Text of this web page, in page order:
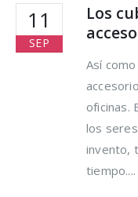
11
SEP
Los
Así
oficinas.
los
invento,
tiempo....